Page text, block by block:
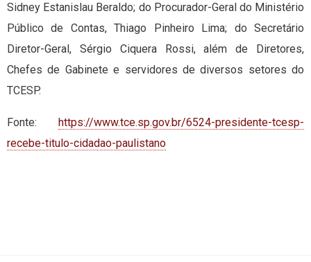
Sidney Estanislau Beraldo; do Procurador-Geral do Ministério
Público de Contas, Thiago Pinheiro Lima; do Secretário
Diretor-Geral, Sérgio Ciquera Rossi, além de Diretores,
Chefes de Gabinete e servidores de diversos setores do
TCESP.
Fonte:
https://www.tce.sp.gov.br/6524-presidente-tcesp-
recebe-titulo-cidadao-paulistano